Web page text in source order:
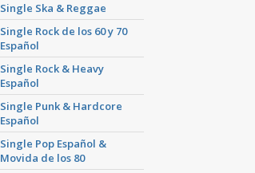
Single Ska & Reggae
Single Rock de los 60 y 70
Español
Single Rock & Heavy
Español
Single Punk & Hardcore
Español
Single Pop Español &
Movida de los 80